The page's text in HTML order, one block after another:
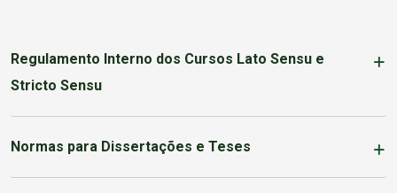
Regulamento Interno dos Cursos Lato Sensu e
Stricto Sensu
Normas para Dissertações e Teses